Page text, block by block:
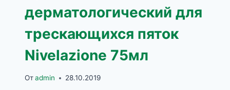
дерматологический для
трескающихся пяток
Nivelazione 75мл
Отadmin 28.10.2019